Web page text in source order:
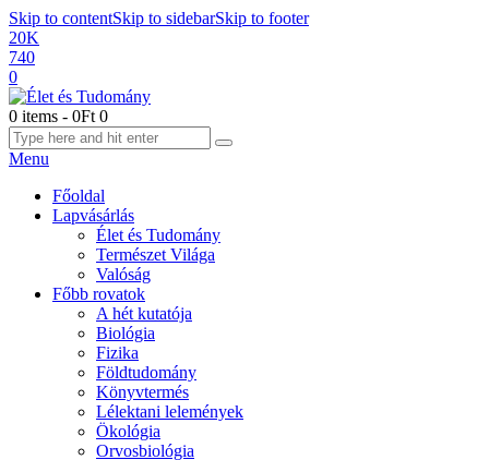
Skip to contentSkip to sidebarSkip to footer
20K
740
0
0 items - 0Ft 0
Menu
Főoldal
Lapvásárlás
Élet és Tudomány
Természet Világa
Valóság
Főbb rovatok
A hét kutatója
Biológia
Fizika
Földtudomány
Könyvtermés
Lélektani lelemények
Ökológia
Orvosbiológia